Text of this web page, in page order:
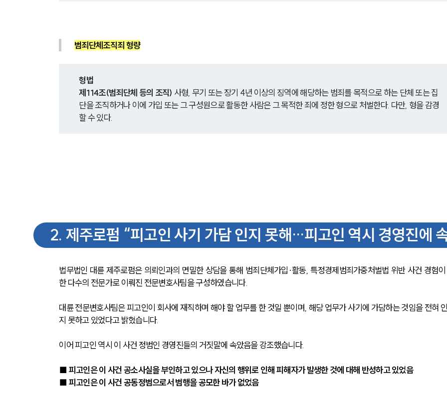
범죄단체조직죄 형량
형법
제114조(범죄단체 등의 조직) 사형, 무기 또는 장기 4년 이상의 징역에 해당하는 범죄를 목적으로 하는 단체 또는 집
단을 조직하거나 이에 가입 또는 그 구성원으로 활동한 사람은 그 목적한 죄에 정한 형으로 처벌한다. 다만, 형을 감경
할 수 있다.
2. 제주로펌 “피고인 사기 가담 인지 못해…피고인 역시 경영진에
법무법인 대륜 제주로펌은 의뢰인과의 면밀한 상담을 통해 범죄단체가입·활동, 특정경제범죄가중처벌법 위반 사건 경험
한 다수의 전문가로 이뤄진 전문변호사팀을 구성하였습니다.
대륜 전문변호사팀은 피고인이 회사에 재직하며 해야 할 업무를 한 것일 뿐이며, 해당 업무가 사기에 가담하는 것임을 전혀
지 못하고 있었다고 밝혔습니다.
이어 피고인 역시 이 사건 정범인 경영진들의 거짓말에 속았음을 강조했습니다.
■ 피고인은 이 사건 공소사실을 부인하고 있으나 자신의 행위로 인해 피해자가 발생한 것에 대해 반성하고 있었음
■ 피고인은 이 사건 공동정범으로서 범행을 공모한 바가 없었음